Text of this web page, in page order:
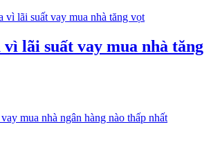
lãi suất vay mua nhà tăng